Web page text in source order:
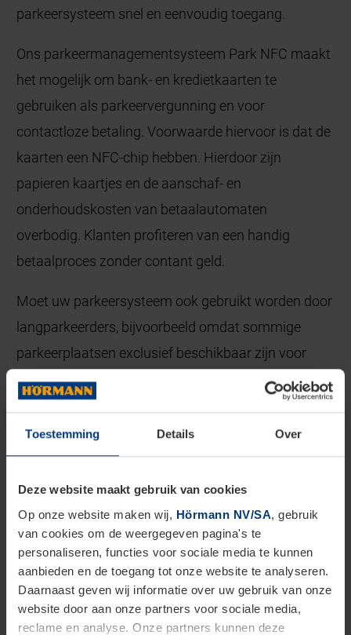
Toestemming Details Over
Deze website maakt gebruik van cookies
Op onze website maken wij, Hörmann NV/SA, gebruik
van cookies om de weergegeven pagina's te
personaliseren, functies voor sociale media te kunnen
aanbieden en de toegang tot onze website te analyseren.
Daarnaast geven wij informatie over uw gebruik van onze
website door aan onze partners voor sociale media,
reclame en analyse. Onze partners kunnen deze
parkeersysteem snel en eenvoudig toegang.
Ons parkeermanagementsysteem Park NFC maakt
het mogelijk om bank- en kredietkaarten te
gebruiken als parkeervergunning en voor
contactloze betaling. Voorwaarde hiervoor is dat de
kaarten een NFC-chip hebben. Hierdoor zijn
papieren kaartjes en de aanschaf- en
onderhoudskosten van betaalautomaten
overbodig. Klanten profiteren van een handig
betaalproces zonder contant geld.
Moet uw parkeersysteem ook gebruikt worden door
langparkeerders, bijvoorbeeld omdat sommige
parkeerplaatsen exclusief beschikbaar zijn voor
hotelgasten? In dat geval kunnen onze in- en
uitrijstations dankzij geïntegreerde software ook
worden uitgerust met QR/RFID- en
transponderlezers, zodat ze ook voor dit doel
kunnen worden gebruikt.
Betaalautomaten
Individuele betaalsystemen